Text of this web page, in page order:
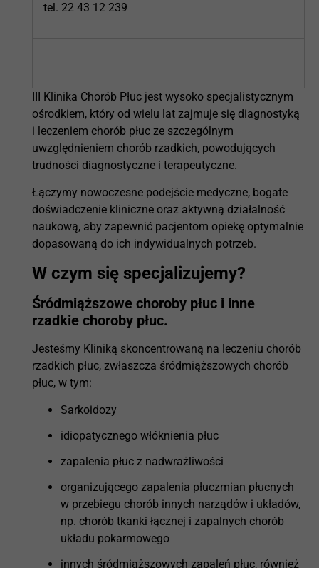
tel. 22 43 12 239
III Klinika Chorób Płuc jest wysoko specjalistycznym
ośrodkiem, który od wielu lat zajmuje się diagnostyką
i leczeniem chorób płuc ze szczególnym
uwzględnieniem chorób rzadkich, powodujących
trudności diagnostyczne i terapeutyczne.
Łączymy nowoczesne podejście medyczne, bogate
doświadczenie kliniczne oraz aktywną działalność
naukową, aby zapewnić pacjentom opiekę optymalnie
dopasowaną do ich indywidualnych potrzeb.
W czym się specjalizujemy?
Śródmiąższowe choroby płuc i inne
rzadkie choroby płuc.
Jesteśmy Kliniką skoncentrowaną na leczeniu chorób
rzadkich płuc, zwłaszcza śródmiąższowych chorób
płuc, w tym:
Sarkoidozy
idiopatycznego włóknienia płuc
zapalenia płuc z nadwrażliwości
organizującego zapalenia płuczmian płucnych
w przebiegu chorób innych narządów i układów,
np. chorób tkanki łącznej i zapalnych chorób
układu pokarmowego
innych śródmiąższowych zapaleń płuc, również